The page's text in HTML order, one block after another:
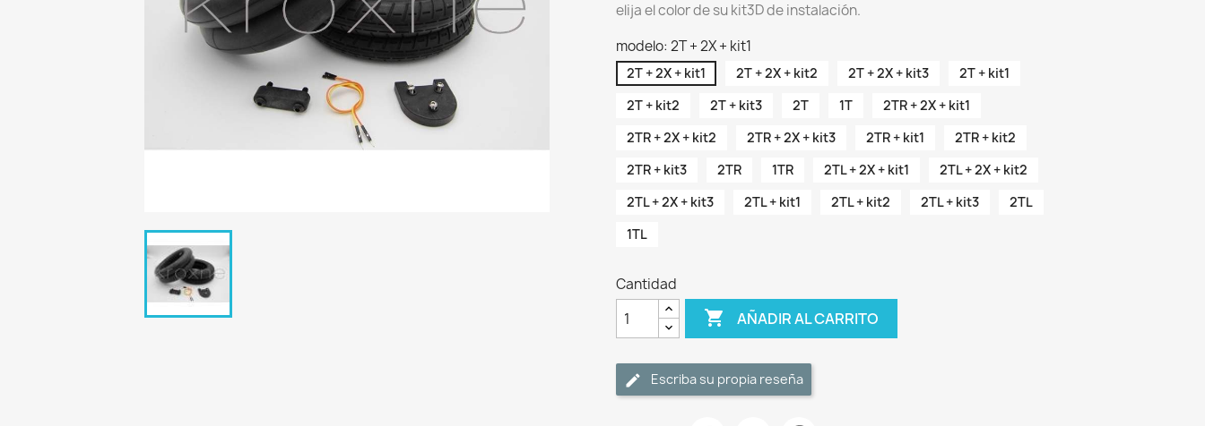
elija el color de su kit3D de instalación.
modelo: 2T + 2X + kit1
2T + 2X + kit1 2T + 2X + kit2 2T + 2X + kit3
2T + kit1
2T + kit2
2T + kit3 2T 1T
2TR + 2X + kit1
2TR + 2X + kit2
2TR + 2X + kit3 2TR + kit1
2TR + kit2
2TR + kit3
2TR 1TR 2TL + 2X + kit1
2TL + 2X + kit2
2TL + 2X + kit3
2TL + kit1 2TL + kit2 2TL + kit3
2TL
1TL
Cantidad
 AÑADIR AL CARRITO
Escriba su propia reseña